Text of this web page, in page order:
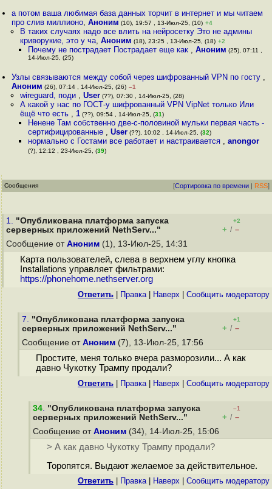
а потом ваша любимая база данных торчит в интернет и мы читаем
про слив миллионо,Аноним (10), 19:57 , 13-Июл-25, (10) +4
В таких случаях надо все влить на нейросетку Это не админы
криворукие, это у ча, Аноним (18), 23:25 , 13-Июл-25, (18) +2
Почему не пострадает Пострадает еще как , Аноним (25), 07:11 ,
14-Июл-25, (25)
Узлы связываются между собой через шифрованный VPN по госту ,
Аноним (26), 07:14 , 14-Июл-25, (26) –1
wireguard, поди , User(??), 07:30 , 14-Июл-25, (28)
А какой у нас по ГОСТ-у шифрованный VPN VipNet только Или
ёщё что есть , 1(??), 09:54 , 14-Июл-25, (31)
Ненене Там собственно две-с-половиной мульки первая часть -
сертифицированные , User(??), 10:02 , 14-Июл-25, (32)
нормально с Гостами все работает и настраивается , anongor
(?), 12:12 , 23-Июл-25, (39)
Сообщения [Сортировка по времени | RSS]
1. "Опубликована платформа запуска
серверных приложений NethServ..."
+2
+ / –
Сообщение от Аноним (1), 13-Июл-25, 14:31
Карта пользователей, слева в верхнем углу кнопка
Installations управляет фильтрами:
https://phonehome.nethserver.org
Ответить Правка| Наверх Cообщить модератору
7. "Опубликована платформа запуска
серверных приложений NethServ..."
+1
+ / –
Сообщение от Аноним (7), 13-Июл-25, 17:56
Простите, меня только вчера разморозили... А как
давно Чукотку Трампу продали?
Ответить Правка| Наверх Cообщить модератору
34. "Опубликована платформа запуска
серверных приложений NethServ..."
–1
+ / –
Сообщение от Аноним (34), 14-Июл-25, 15:06
> А как давно Чукотку Трампу продали?
Торопятся. Выдают желаемое за действительное.
Ответить Правка| Наверх Cообщить модератору